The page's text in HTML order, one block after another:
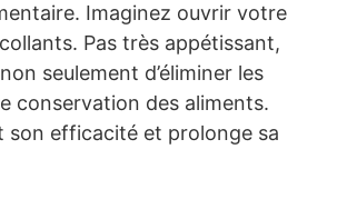
Imaginez ouvrir votre
Pas très appétissant,
seulement d’éliminer les
conservation des aliments.
son efficacité et prolonge sa